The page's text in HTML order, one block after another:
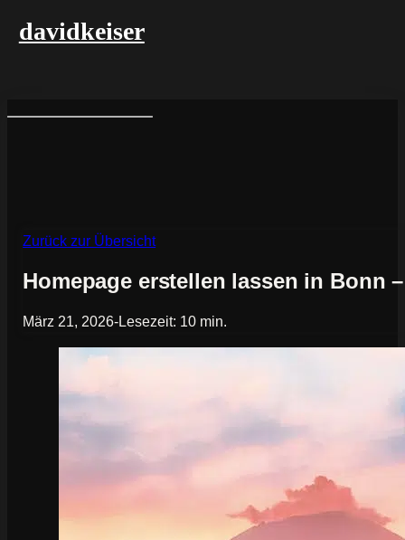
davidkeiser
Zurück zur Übersicht
Homepage erstellen lassen in Bonn
März 21, 2026-Lesezeit: 10 min.